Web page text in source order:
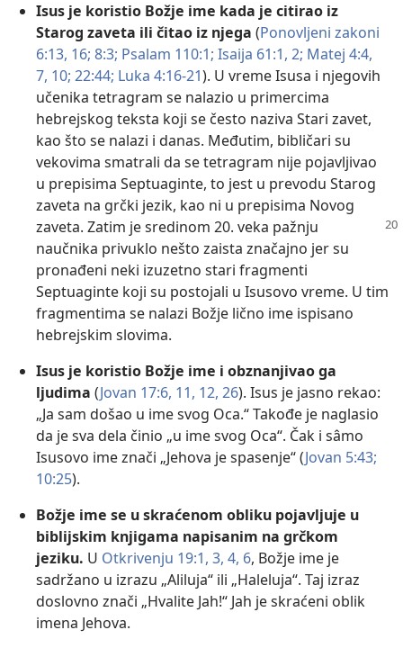
Isus je koristio Božje ime kada je citirao iz
Starog zaveta ili čitao iz njega (Ponovljeni zakoni
6:13, 16; 8:3; Psalam 110:1; Isaija 61:1, 2; Matej 4:4,
7, 10; 22:44; Luka 4:16-21). U vreme Isusa i njegovih
učenika tetragram se nalazio u primercima
hebrejskog teksta koji se često naziva Stari zavet,
kao što se nalazi i danas. Međutim, bibličari su
vekovima smatrali da se tetragram nije pojavljivao
u prepisima Septuaginte, to jest u prevodu Starog
zaveta na grčki jezik, kao ni u prepisima Novog
zaveta. Zatim je sredinom 20. veka pažnju
naučnika privuklo nešto zaista značajno jer su
pronađeni neki izuzetno stari fragmenti
Septuaginte koji su postojali u Isusovo vreme. U tim
fragmentima se nalazi Božje lično ime ispisano
hebrejskim slovima.
Isus je koristio Božje ime i obznanjivao ga
ljudima (Jovan 17:6, 11, 12, 26). Isus je jasno rekao:
„Ja sam došao u ime svog Oca.“ Takođe je naglasio
da je sva dela činio „u ime svog Oca“. Čak i sâmo
Isusovo ime znači „Jehova je spasenje“ (Jovan 5:43;
10:25).
Božje ime se u skraćenom obliku pojavljuje u
biblijskim knjigama napisanim na grčkom
jeziku. U Otkrivenju 19:1, 3, 4, 6, Božje ime je
sadržano u izrazu „Aliluja“ ili „Haleluja“. Taj izraz
doslovno znači „Hvalite Jah!“ Jah je skraćeni oblik
imena Jehova.